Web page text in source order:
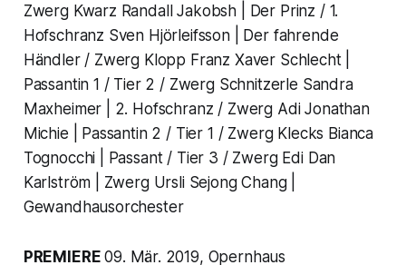
Zwerg Kwarz Randall Jakobsh | Der Prinz / 1.
Hofschranz Sven Hjörleifsson | Der fahrende
Händler / Zwerg Klopp Franz Xaver Schlecht |
Passantin 1 / Tier 2 / Zwerg Schnitzerle Sandra
Maxheimer | 2. Hofschranz / Zwerg Adi Jonathan
Michie | Passantin 2 / Tier 1 / Zwerg Klecks Bianca
Tognocchi | Passant / Tier 3 / Zwerg Edi Dan
Karlström | Zwerg Ursli Sejong Chang |
Gewandhausorchester
PREMIERE09. Mär. 2019, Opernhaus